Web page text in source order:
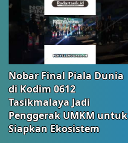
Nobar Final Piala Dunia
di Kodim 0612
Tasikmalaya Jadi
Penggerak UMKM untuk
Siapkan Ekosistem